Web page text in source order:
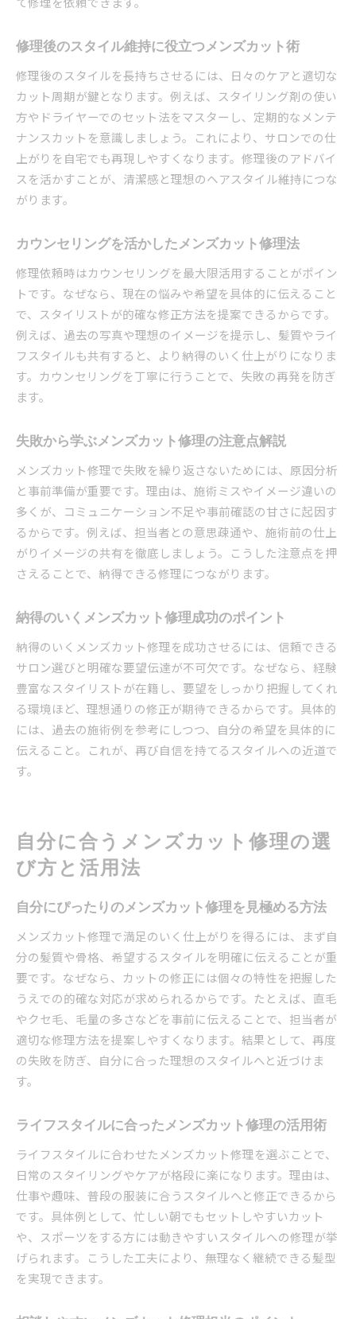
修理後のスタイル維持に役立つメンズカット術
修理後のスタイルを長持ちさせるには、日々のケアと適切な
カット周期が鍵となります。例えば、スタイリング剤の使い
方やドライヤーでのセット法をマスターし、定期的なメンテ
ナンスカットを意識しましょう。これにより、サロンでの仕
上がりを自宅でも再現しやすくなります。修理後のアドバイ
スを活かすことが、清潔感と理想のヘアスタイル維持につな
がります。
カウンセリングを活かしたメンズカット修理法
修理依頼時はカウンセリングを最大限活用することがポイン
トです。なぜなら、現在の悩みや希望を具体的に伝えること
で、スタイリストが的確な修正方法を提案できるからです。
例えば、過去の写真や理想のイメージを提示し、髪質やライ
フスタイルも共有すると、より納得のいく仕上がりになりま
す。カウンセリングを丁寧に行うことで、失敗の再発を防ぎ
ます。
失敗から学ぶメンズカット修理の注意点解説
メンズカット修理で失敗を繰り返さないためには、原因分析
と事前準備が重要です。理由は、施術ミスやイメージ違いの
多くが、コミュニケーション不足や事前確認の甘さに起因す
るからです。例えば、担当者との意思疎通や、施術前の仕上
がりイメージの共有を徹底しましょう。こうした注意点を押
さえることで、納得できる修理につながります。
納得のいくメンズカット修理成功のポイント
納得のいくメンズカット修理を成功させるには、信頼できる
サロン選びと明確な要望伝達が不可欠です。なぜなら、経験
豊富なスタイリストが在籍し、要望をしっかり把握してくれ
る環境ほど、理想通りの修正が期待できるからです。具体的
には、過去の施術例を参考にしつつ、自分の希望を具体的に
伝えること。これが、再び自信を持てるスタイルへの近道で
す。
自分に合うメンズカット修理の選
び方と活用法
自分にぴったりのメンズカット修理を見極める方法
メンズカット修理で満足のいく仕上がりを得るには、まず自
分の髪質や骨格、希望するスタイルを明確に伝えることが重
要です。なぜなら、カットの修正には個々の特性を把握した
うえでの的確な対応が求められるからです。たとえば、直毛
やクセ毛、毛量の多さなどを事前に伝えることで、担当者が
適切な修理方法を提案しやすくなります。結果として、再度
の失敗を防ぎ、自分に合った理想のスタイルへと近づけま
す。
ライフスタイルに合ったメンズカット修理の活用術
ライフスタイルに合わせたメンズカット修理を選ぶことで、
日常のスタイリングやケアが格段に楽になります。理由は、
仕事や趣味、普段の服装に合うスタイルへと修正できるから
です。具体例として、忙しい朝でもセットしやすいカット
や、スポーツをする方には動きやすいスタイルへの修理が挙
げられます。こうした工夫により、無理なく継続できる髪型
を実現できます。